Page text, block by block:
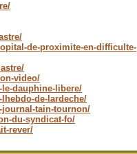
de-proximite-en-difficulte-
video/
dauphine-libere/
de-lardeche/
journal-tain-tournon/
du-syndicat-fo/
rever/